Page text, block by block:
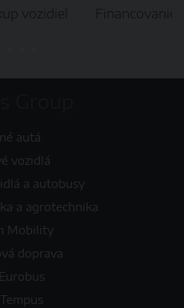
vozidiel Financovanie
autá
vozidlá
a autobusy
a agrotechnika
Mobility
doprava